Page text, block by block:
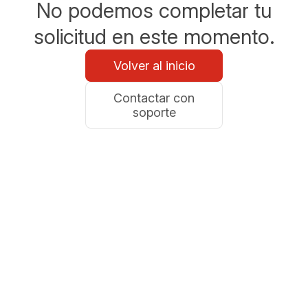
No podemos completar tu
solicitud en este momento.
Volver al inicio
Contactar con
soporte